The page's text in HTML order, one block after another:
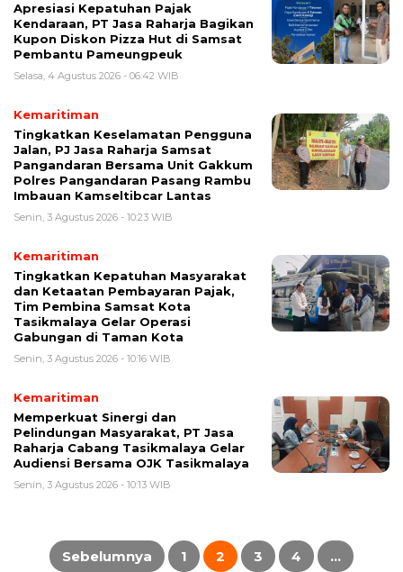
Apresiasi Kepatuhan Pajak
Kendaraan, PT Jasa Raharja Bagikan
Kupon Diskon Pizza Hut di Samsat
Pembantu Pameungpeuk
Selasa, 4 Agustus 2026 - 06:42 WIB
Kemaritiman
Tingkatkan Keselamatan Pengguna
Jalan, PJ Jasa Raharja Samsat
Pangandaran Bersama Unit Gakkum
Polres Pangandaran Pasang Rambu
Imbauan Kamseltibcar Lantas
Senin, 3 Agustus 2026 - 10:23 WIB
Kemaritiman
Tingkatkan Kepatuhan Masyarakat
dan Ketaatan Pembayaran Pajak,
Tim Pembina Samsat Kota
Tasikmalaya Gelar Operasi
Gabungan di Taman Kota
Senin, 3 Agustus 2026 - 10:16 WIB
Kemaritiman
Memperkuat Sinergi dan
Pelindungan Masyarakat, PT Jasa
Raharja Cabang Tasikmalaya Gelar
Audiensi Bersama OJK Tasikmalaya
Senin, 3 Agustus 2026 - 10:13 WIB
Paginasi
posSebelumnya 1 2 3 4 …